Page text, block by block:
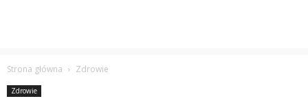
Strona główna Zdrowie
Zdrowie